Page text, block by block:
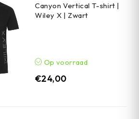
Canyon Vertical T-shirt |
Wiley X | Zwart
Op voorraad
€24,00